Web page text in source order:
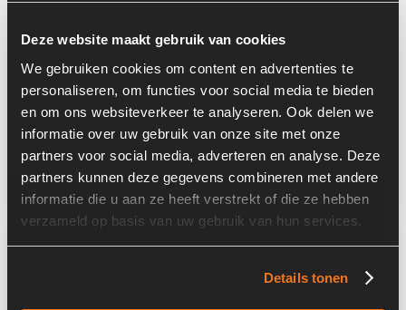
Deze website maakt gebruik van cookies
We gebruiken cookies om content en advertenties te
personaliseren, om functies voor social media te bieden
en om ons websiteverkeer te analyseren. Ook delen we
informatie over uw gebruik van onze site met onze
partners voor social media, adverteren en analyse. Deze
partners kunnen deze gegevens combineren met andere
informatie die u aan ze heeft verstrekt of die ze hebben
verzameld op basis van uw gebruik van hun services.
Details tonen
Informatie
Locatie:
4E3D
Past op de volgende machines:
Ahlmann AS 900
Land:
Nederland